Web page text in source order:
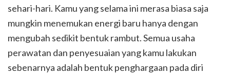
sehari-hari. Kamu yang selama ini merasa biasa saja
mungkin menemukan energi baru hanya dengan
mengubah sedikit bentuk rambut. Semua usaha
perawatan dan penyesuaian yang kamu lakukan
sebenarnya adalah bentuk penghargaan pada diri